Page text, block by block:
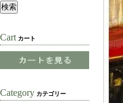
Cart カート
Category カテゴリー